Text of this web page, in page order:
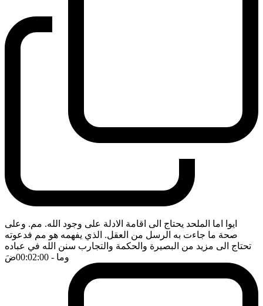
ايوا اما الملحد يحتاج الى اقامة الادلة على وجود الله. مم. وعلى
صحة ما جاءت به الرسل من العقل. الذي يفهمه هو مم فدعوته
تحتاج الى مزيد من البصيرة والحكمة والتجارب سنن الله في عباده
وما - 00:02:00 ضَ